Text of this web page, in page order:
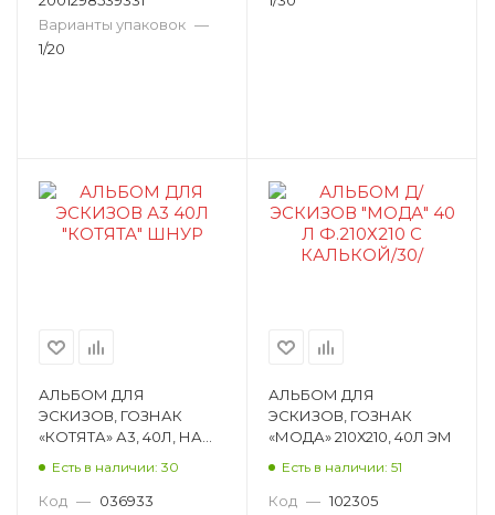
Варианты упаковок —
1/20
АЛЬБОМ ДЛЯ
ЭСКИЗОВ, ГОЗНАК
«КОТЯТА» А3, 40Л, НА
Есть в наличии: 30
Код — 036933
АЛЬБОМ ДЛЯ
ЭСКИЗОВ, ГОЗНАК
«МОДА» 210Х210, 40Л ЭМ
Есть в наличии: 51
Код — 102305